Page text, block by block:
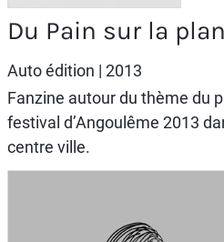
Du Pain sur la
Auto édition | 2013
Fanzine autour du thème du
festival d’Angoulême 2013
centre ville.